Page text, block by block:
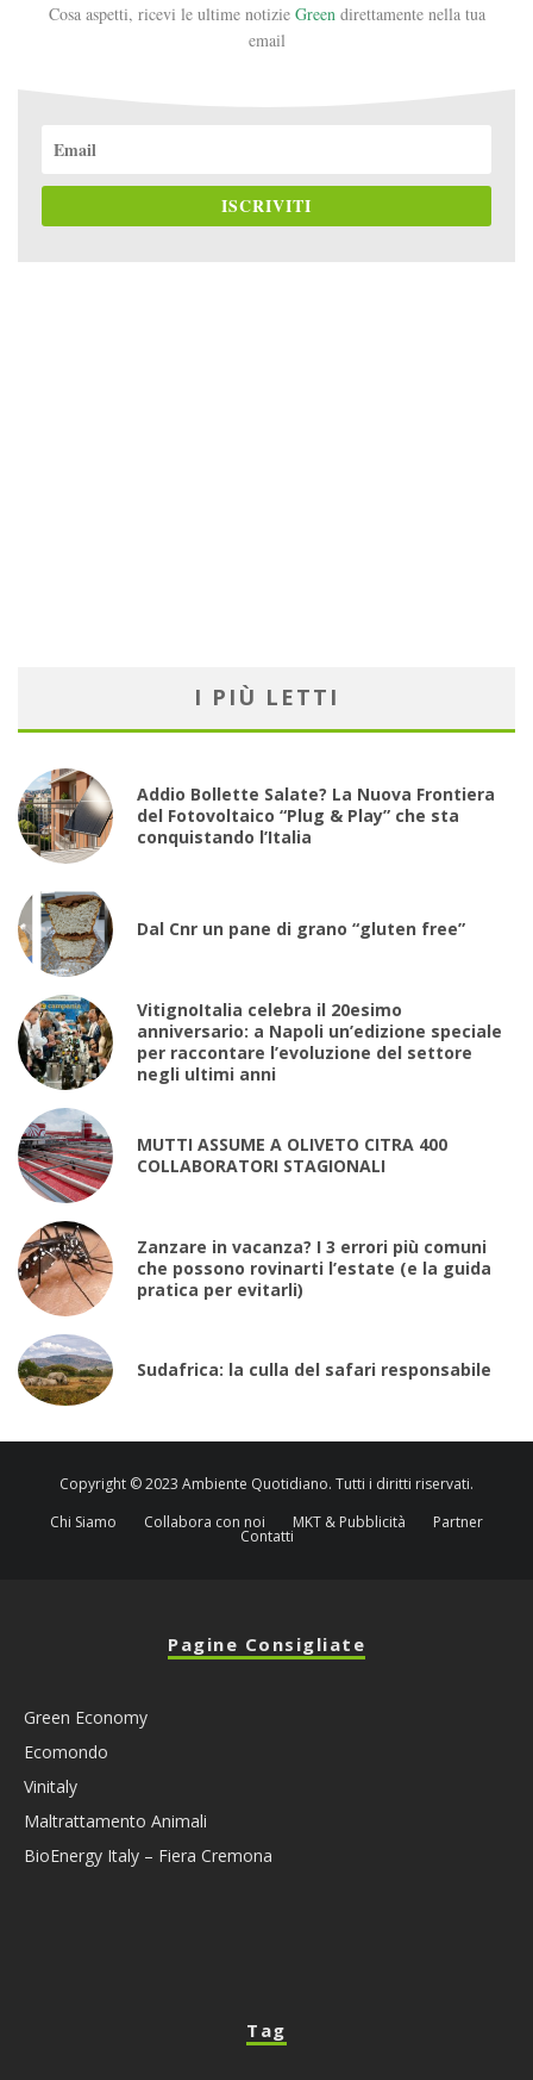
Cosa aspetti, ricevi le ultime notizie Greendirettamente nella tua
email
ISCRIVITI
I PIÙ LETTI
Addio Bollette Salate? La Nuova Frontiera
del Fotovoltaico “Plug & Play” che sta
conquistando l’Italia
Dal Cnr un pane di grano “gluten free”
VitignoItalia celebra il 20esimo
anniversario: a Napoli un’edizione speciale
per raccontare l’evoluzione del settore
negli ultimi anni
MUTTI ASSUME A OLIVETO CITRA 400
COLLABORATORI STAGIONALI
Zanzare in vacanza? I 3 errori più comuni
che possono rovinarti l’estate (e la guida
pratica per evitarli)
Sudafrica: la culla del safari responsabile
Copyright © 2023 Ambiente Quotidiano. Tutti i diritti riservati.
Chi Siamo
Collabora con noi MKT & Pubblicità Partner
Contatti
Pagine Consigliate
Green Economy
Ecomondo
Vinitaly
Maltrattamento Animali
BioEnergy Italy – Fiera Cremona
Tag